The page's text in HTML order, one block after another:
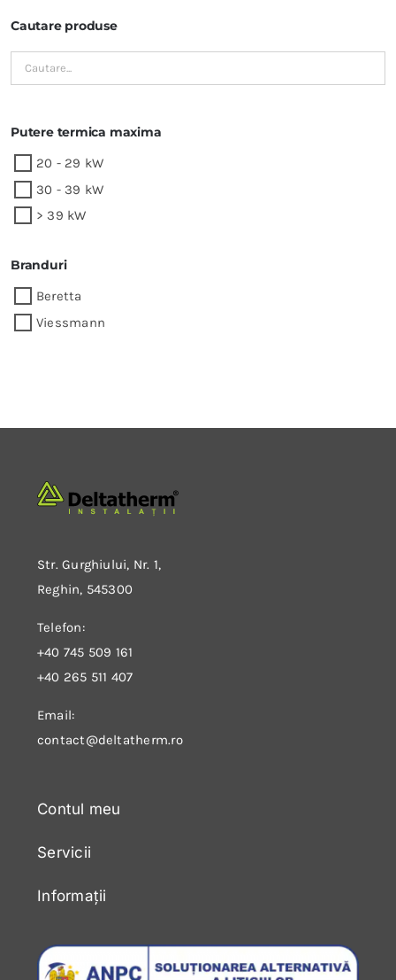
Cautare produse
Putere termica maxima
20 - 29 kW
30 - 39 kW
> 39 kW
Branduri
Beretta
Viessmann
Str. Gurghiului, Nr. 1,
Reghin, 545300
Telefon:
+40 745 509 161
+40 265 511 407
Email:
contact@deltatherm.ro
Contul meu
Servicii
Informații